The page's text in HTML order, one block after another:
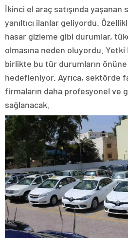
İkinci el araç satışında yaşanan
yanıltıcı ilanlar geliyordu.
hasar gizleme gibi durumlar,
olmasına neden oluyordu.
birlikte bu tür durumların
hedefleniyor. Ayrıca, sektörde
firmaların daha profesyonel ve
sağlanacak.